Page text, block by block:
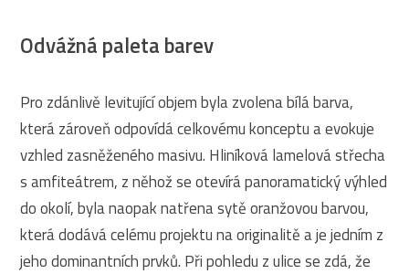
Odvážná paleta barev
Pro zdánlivě levitující objem byla zvolena bílá barva,
která zároveň odpovídá celkovému konceptu a evokuje
vzhled zasněženého masivu. Hliníková lamelová střecha
s amfiteátrem, z něhož se otevírá panoramatický výhled
do okolí, byla naopak natřena sytě oranžovou barvou,
která dodává celému projektu na originalitě a je jedním z
jeho dominantních prvků. Při pohledu z ulice se zdá, že